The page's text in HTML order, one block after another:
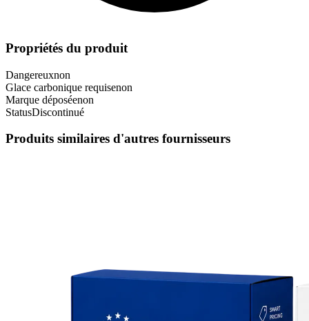
Propriétés du produit
Dangereuxnon
Glace carbonique requisenon
Marque déposéenon
StatusDiscontinué
Produits similaires d'autres fournisseurs